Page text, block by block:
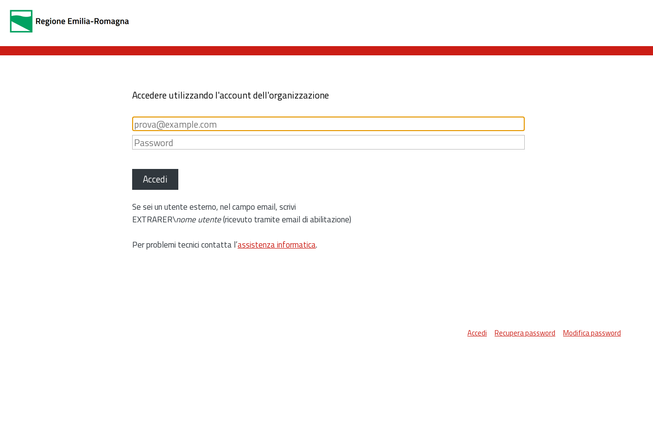
Accedere utilizzando l'account dell'organizzazione
Accedi
Se sei un utente esterno, nel campo email, scrivi
EXTRARER\nome utente(ricevuto tramite email di abilitazione)
Per problemi tecnici contatta l’assistenza informatica.
Accedi Recupera password Modifica password